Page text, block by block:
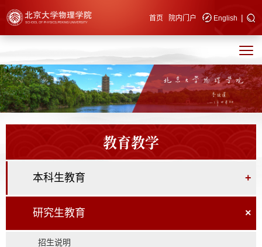
快速导航 首页 院内门户 English |
教育教学
本科生教育 +
研究生教育 ×
招生说明